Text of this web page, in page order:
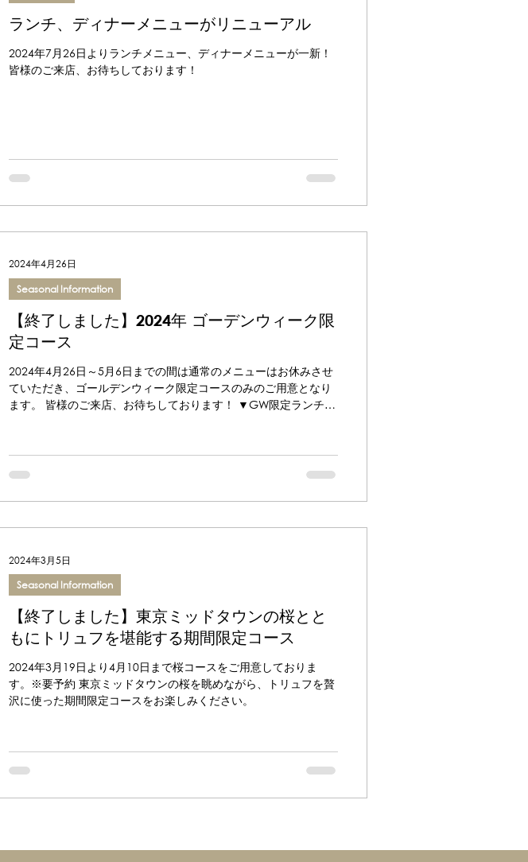
ランチ、ディナーメニューがリニューアル
2024年7月26日よりランチメニュー、ディナーメニューが一新！
皆様のご来店、お待ちしております！
【終了しました】2024年 ゴーデンウィーク限
定コース
2024年4月26日～5月6日までの間は通常のメニューはお休みさせ
ていただき、ゴールデンウィーク限定コースのみのご用意となり
ます。 皆様のご来店、お待ちしております！ ▼GW限定ランチコ
Seasonal Information
2024年4月26日
【終了しました】東京ミッドタウンの桜とと
もにトリュフを堪能する期間限定コース
2024年3月19日より4月10日まで桜コースをご用意しておりま
す。※要予約 東京ミッドタウンの桜を眺めながら、トリュフを贅
沢に使った期間限定コースをお楽しみください。
Seasonal Information
2024年3月5日